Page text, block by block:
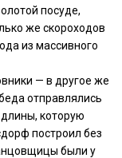
посуде,
же скороходов
из массивного
— в другое же
отправлялись
которую
построил без
были у